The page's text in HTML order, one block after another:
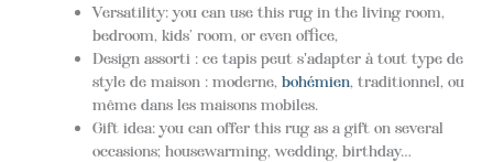
Versatility: you can use this rug in the living room,
bedroom, kids’ room, or even office,
Design assorti : ce tapis peut s'adapter à tout type de
style de maison : moderne, bohémien, traditionnel, ou
même dans les maisons mobiles.
Gift idea: you can offer this rug as a gift on several
occasions; housewarming, wedding, birthday…